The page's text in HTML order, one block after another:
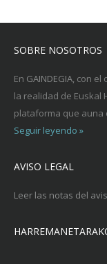
SOBRE NOSOTROS
En GAINDEGIA, con el
la realidad de Euskal
plataforma que auna
Seguir leyendo »
AVISO LEGAL
Leer las notas del